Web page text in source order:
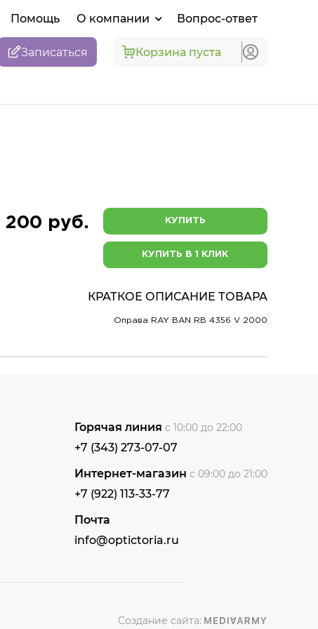
Помощь О компании Вопрос-ответ
Записаться Корзина пуста
200 руб. КУПИТЬ
КУПИТЬ В 1 КЛИК
КРАТКОЕ ОПИСАНИЕ ТОВАРА
Оправа RAY BAN RB 4356 V 2000
Горячая линия с 10:00 до 22:00
+7 (343) 273-07-07
Интернет-магазин с 09:00 до 21:00
+7 (922) 113-33-77
Почта
info@optictoria.ru
Создание сайта: